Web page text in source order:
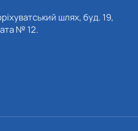
шлях, буд. 19,
№ 12.